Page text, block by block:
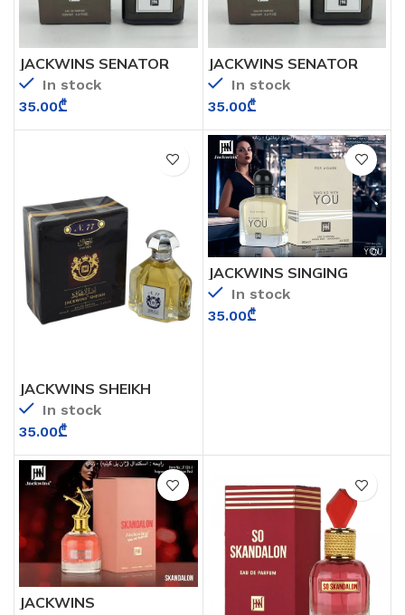
JACKWINS SENATOR
SMOKYIn stock
35.00₾
JACKWINS SENATOR
SMOKYIn stock
35.00₾
JACKWINS SHEIKH
In stock
35.00₾
JACKWINS SINGING
WITH YOU (GIORGIUO
ARMANI STRONGER
WITH YOU)
In stock
35.00₾
JACKWINS